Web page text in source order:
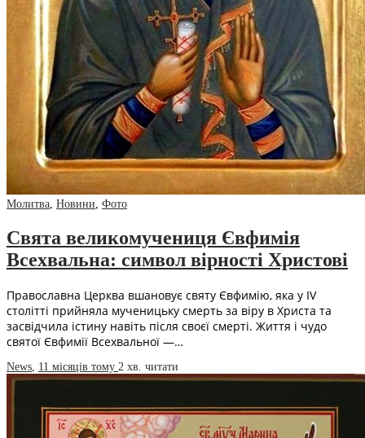
Молитва, Новини, Фото
Свята великомучениця Євфимія
Всехвальна: символ вірності Христові
Православна Церква вшановує святу Євфимію, яка у IV
столітті прийняла мученицьку смерть за віру в Христа та
засвідчила істину навіть після своєї смерті. Життя і чудо
святої Євфимії Всехвальної —…
News, 11 місяців тому 2 хв. читати